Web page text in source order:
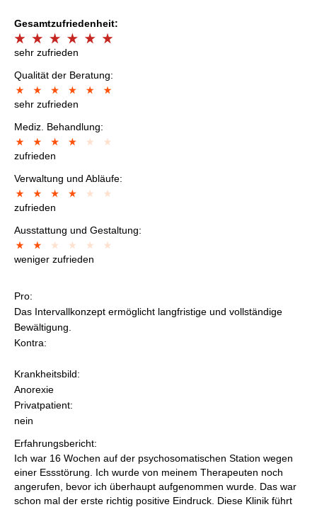
Gesamtzufriedenheit:
sehr zufrieden
Qualität der Beratung:
sehr zufrieden
Mediz. Behandlung:
zufrieden
Verwaltung und Abläufe:
zufrieden
Ausstattung und Gestaltung:
weniger zufrieden
Pro:
Das Intervallkonzept ermöglicht langfristige und vollständige
Bewältigung.
Kontra:
Krankheitsbild:
Anorexie
Privatpatient:
nein
Erfahrungsbericht:
Ich war 16 Wochen auf der psychosomatischen Station wegen
einer Essstörung. Ich wurde von meinem Therapeuten noch
angerufen, bevor ich überhaupt aufgenommen wurde. Das war
schon mal der erste richtig positive Eindruck. Diese Klinik führt